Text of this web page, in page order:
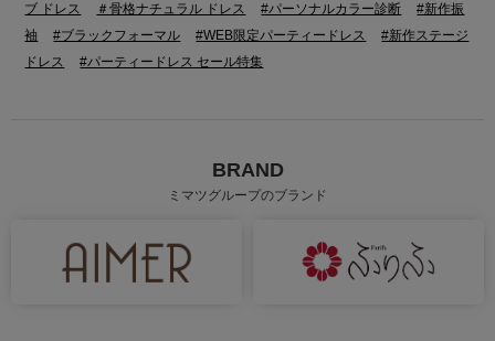
ブ ドレス
＃骨格ナチュラル ドレス #パーソナルカラー診断
#新作振
袖
#ブラックフォーマル #WEB限定パーティードレス
#新作ステージ
ドレス
#パーティードレス セール特集
BRAND
ミマツグループのブランド